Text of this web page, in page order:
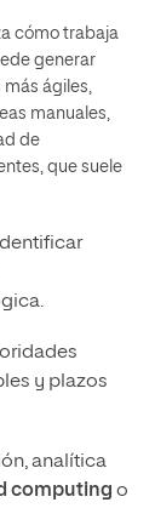
cómo trabaja
generar
ágiles,
manuales,
de
que suele
y plazos
analítica
computing o